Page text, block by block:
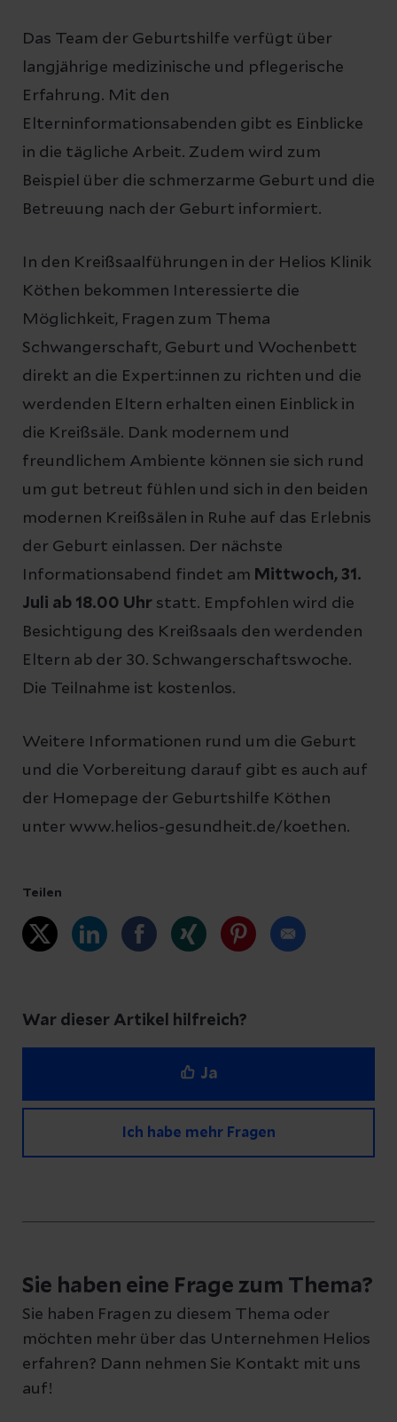
Das Team der Geburtshilfe verfügt über
langjährige medizinische und pflegerische
Erfahrung. Mit den
Elterninformationsabenden gibt es Einblicke
in die tägliche Arbeit. Zudem wird zum
Beispiel über die schmerzarme Geburt und die
Betreuung nach der Geburt informiert.
In den Kreißsaalführungen in der Helios Klinik
Köthen bekommen Interessierte die
Möglichkeit, Fragen zum Thema
Schwangerschaft, Geburt und Wochenbett
direkt an die Expert:innen zu richten und die
werdenden Eltern erhalten einen Einblick in
die Kreißsäle. Dank modernem und
freundlichem Ambiente können sie sich rund
um gut betreut fühlen und sich in den beiden
modernen Kreißsälen in Ruhe auf das Erlebnis
der Geburt einlassen. Der nächste
Informationsabend findet am Mittwoch, 31.
Juli ab 18.00 Uhr statt. Empfohlen wird die
Besichtigung des Kreißsaals den werdenden
Eltern ab der 30. Schwangerschaftswoche.
Die Teilnahme ist kostenlos.
Weitere Informationen rund um die Geburt
und die Vorbereitung darauf gibt es auch auf
der Homepage der Geburtshilfe Köthen
unter www.helios-gesundheit.de/koethen.
Teilen
War dieser Artikel hilfreich?
Ja
Ich habe mehr Fragen
Schreiben Sie uns eine Nachricht und geben
Sie Ihre E-Mail-Adresse an, damit wir uns bei
Ihnen melden können
Sie haben eine Frage zum Thema?
Sie haben Fragen zu diesem Thema oder
möchten mehr über das Unternehmen Helios
erfahren? Dann nehmen Sie Kontakt mit uns
auf!